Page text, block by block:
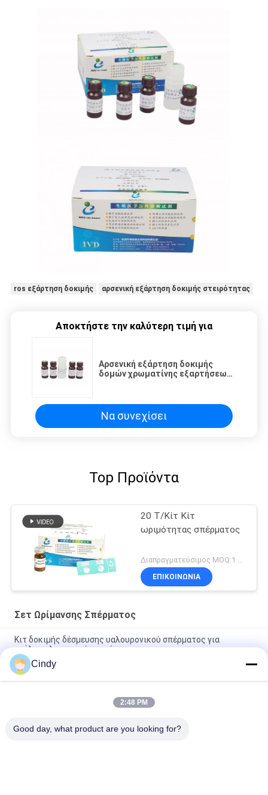
ros εξάρτηση δοκιμής αρσενική εξάρτηση δοκιμής στειρότητας
Αποκτήστε την καλύτερη τιμή για
Αρσενική εξάρτηση δοκιμής
δομών χρωματίνης εξαρτήσεων
Να συνεχίσει
Top Προϊόντα
20 Τ/Κίτ Κίτ
ωριμότητας σπέρματος
ΕΠΙΚΟΙΝΩΝΊΑ
Σετ Ωρίμανσης Σπέρματος
Κιτ δοκιμής δέσμευσης υαλουρονικού σπέρματος για
ανάλυση λειτουργίας σπέρματος
Η επαγγελματική εξάρτηση 40T/Kit αναπαρ:άγω-002 δοκιμής
τεμαχισμού DNA σπέρματος εύκολη λειτουργεί
Εξάρτηση για την ανθρώπινη δοκιμή ωριμότητας
Cindy
2:48 PM
Good day, what product are you looking for?